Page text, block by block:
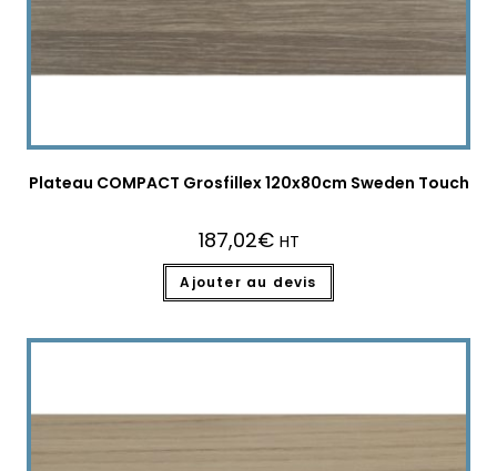
Plateau COMPACT Grosfillex 120x80cm Sweden Touch
187,02€ HT
Ajouter au devis